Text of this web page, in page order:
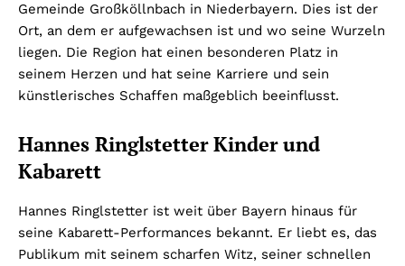
Gemeinde Großköllnbach in Niederbayern. Dies ist der
Ort, an dem er aufgewachsen ist und wo seine Wurzeln
liegen. Die Region hat einen besonderen Platz in
seinem Herzen und hat seine Karriere und sein
künstlerisches Schaffen maßgeblich beeinflusst.
Hannes Ringlstetter Kinder und
Kabarett
Hannes Ringlstetter ist weit über Bayern hinaus für
seine Kabarett-Performances bekannt. Er liebt es, das
Publikum mit seinem scharfen Witz, seiner schnellen